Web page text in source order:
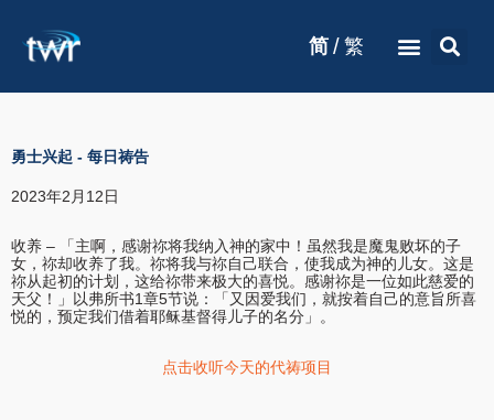
简 / 繁
勇士兴起 - 每日祷告
2023年2月12日
收养 – 「主啊，感谢祢将我纳入神的家中！虽然我是魔鬼败坏的子
女，祢却收养了我。祢将我与祢自己联合，使我成为神的儿女。这是
祢从起初的计划，这给祢带来极大的喜悦。感谢祢是一位如此慈爱的
天父！」以弗所书1章5节说：「又因爱我们，就按着自己的意旨所喜
悦的，预定我们借着耶稣基督得儿子的名分」。
点击收听今天的代祷项目